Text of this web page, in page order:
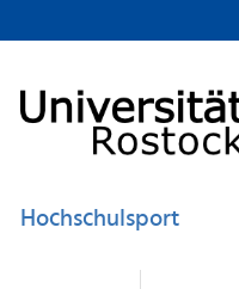
Hochschulsport